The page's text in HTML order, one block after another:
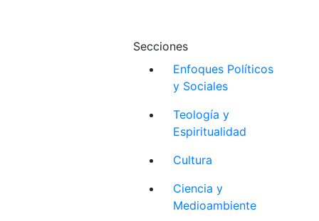
Secciones
Enfoques Políticos
y Sociales
Teología y
Espiritualidad
Cultura
Ciencia y
Medioambiente